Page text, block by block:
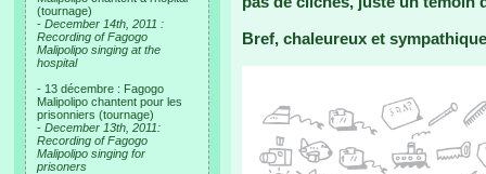
(tournage)
- December 14th, 2011 :
Recording of Fagogo
Malipolipo singing at the
hospital
- 13 décembre : Fagogo
Malipolipo chantent pour les
prisonniers (tournage)
- December 13th, 2011:
Recording of Fagogo
Malipolipo singing for
prisoners
Bref, chaleureux et